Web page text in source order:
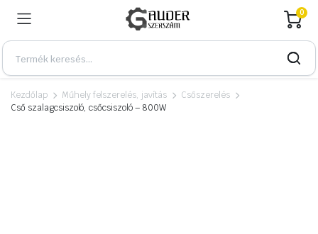
0
Kezdőlap Műhely felszerelés, javítás
Csőszerelés
Cső szalagcsiszoló, csőcsiszoló – 800W